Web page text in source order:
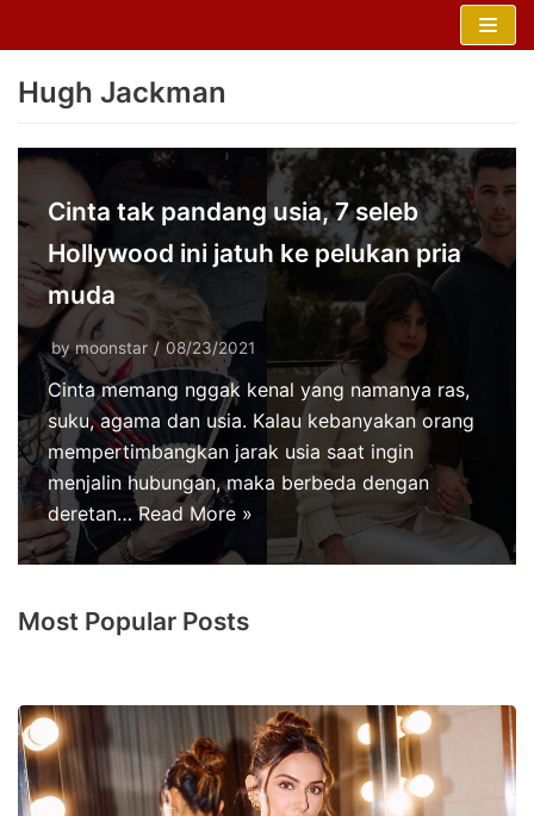
content
Hugh Jackman
Cinta tak pandang usia, 7 seleb
Hollywood ini jatuh ke pelukan pria
muda
bymoonstar 08/23/2021
Cinta memang nggak kenal yang namanya ras,
suku, agama dan usia. Kalau kebanyakan orang
mempertimbangkan jarak usia saat ingin
menjalin hubungan, maka berbeda dengan
deretan…Read More »
Most Popular Posts